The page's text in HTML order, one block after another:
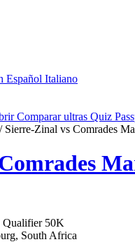
Español Italiano
Comparar ultras Quiz
/ Sierre-Zinal vs Comrades
Qualifier 50K
South Africa